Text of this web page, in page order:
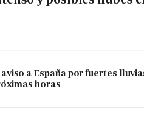
a España por fuertes
horas